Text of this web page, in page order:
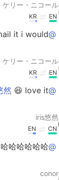
ケリー・ニコール
EN
KR
@Mustajab insari
it i would 😊
ケリー・ニコール
EN
KR
@iris悠然
😆 love it!
iris悠然
CN
EN
@ケリー・ニコール
哈哈哈哈哈
conor